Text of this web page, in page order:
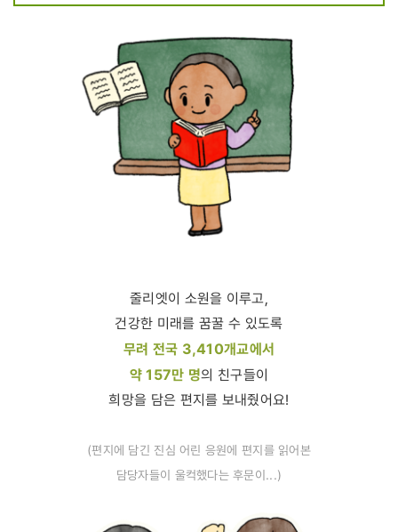
줄리엣이 소원을 이루고,
건강한 미래를 꿈꿀 수 있도록
무려 전국 3,410개교에서
약 157만 명의 친구들이
희망을 담은 편지를 보내줬어요!
(편지에 담긴 진심 어린 응원에 편지를 읽어본
담당자들이 울컥했다는 후문이...)